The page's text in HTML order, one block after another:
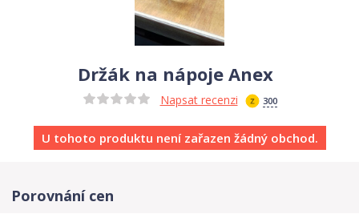
Držák na nápoje Anex
Napsat recenzi 300
U tohoto produktu není zařazen žádný obchod.
Porovnání cen